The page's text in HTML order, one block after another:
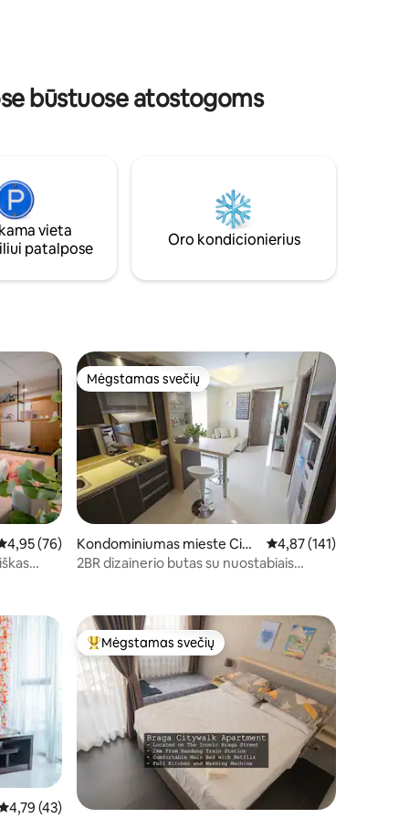
būstuose atostogoms
vieta
patalpose
Oro kondicionierius
įvertinimas: 4,95 iš 5, atsiliepimų: 76
4,95 (76)
Mėgstamas svečių
Mėgstamas svečių
Kondominiumas mieste Cida
dap
Vidutinis įvertinimas:
4,87 (141)
2BR dizainerio butas su nuostabiais
įvertinimas: 4,79 iš 5, atsiliepimų: 43
4,79 (43)
Svečių mėgstamiausias
Mėgstamas svečių